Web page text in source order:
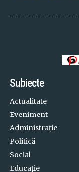
Subiecte
Actualitate
Eveniment
Administrație
Politică
Social
Educație